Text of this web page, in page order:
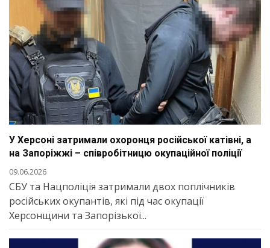
У Херсоні затримали охоронця російської катівні, а
на Запоріжжі – співробітницю окупаційної поліції
09.06.2026
СБУ та Нацполіція затримали двох поплічників
російських окупантів, які під час окупації
Херсонщини та Запорізької...